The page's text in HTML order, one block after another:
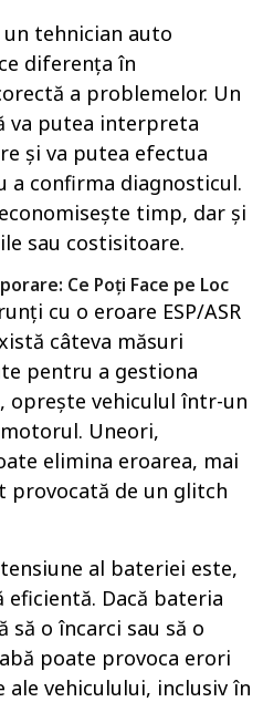
tehnician auto
diferența în
a problemelor. Un
va putea interpreta
și va putea efectua
a confirma diagnosticul.
timp, dar și
sau costisitoare.
Ce Poți Face pe Loc
cu o eroare ESP/ASR
câteva măsuri
pentru a gestiona
oprește vehiculul într-un
Uneori,
elimina eroarea, mai
provocată de un glitch
al bateriei este,
eficientă. Dacă bateria
să o încarci sau să o
poate provoca erori
vehiculului, inclusiv în